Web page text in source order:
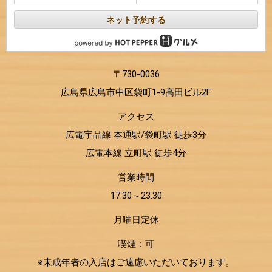
ネット予約する
〒730-0036
広島県広島市中区袋町1-9高田ビル2F
アクセス
広電宇品線 本通駅/袋町駅 徒歩3分
広電本線 立町駅 徒歩4分
営業時間
17:30～23:30
月曜日定休
喫煙：可
※未成年者の入店はご遠慮いただいております。